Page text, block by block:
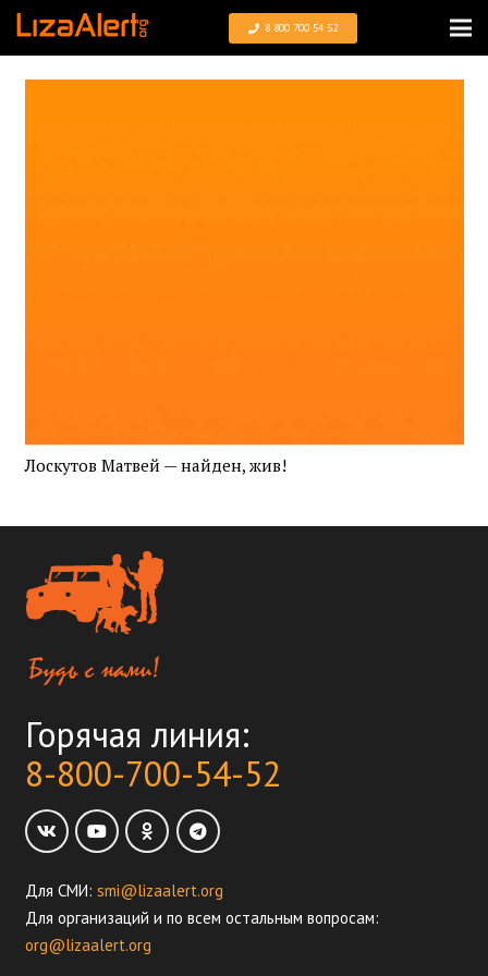
8 800 700 54 52
Лоскутов Матвей — найден, жив!
Горячая линия:
8-800-700-54-52
Для СМИ: smi@lizaalert.org
Для организаций и по всем остальным вопросам:
org@lizaalert.org